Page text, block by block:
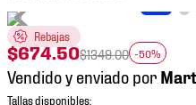
Rebajas
$674.50$1349.00 -50%
Vendido y enviado por
2.
3.
tenis
4.
tenis futbol